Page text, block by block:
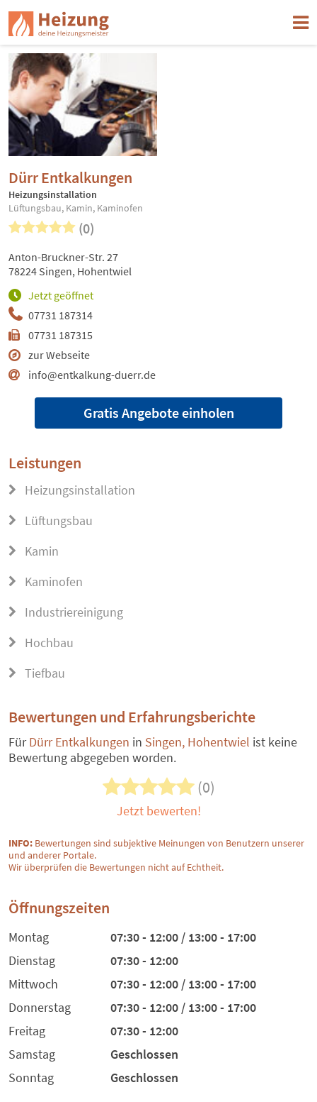
Dürr Entkalkungen
Heizungsinstallation
Lüftungsbau, Kamin, Kaminofen
(0)
07731 187314
07731 187315
zur Webseite
info@entkalkung-duerr.de
Jetzt geöffnet
Anton-Bruckner-Str. 27
78224 Singen, Hohentwiel
Gratis Angebote einholen
Leistungen
Heizungsinstallation
Lüftungsbau
Kamin
Kaminofen
Industriereinigung
Hochbau
Tiefbau
Bewertungen und Erfahrungsberichte
FürDürr Entkalkungen in Singen, Hohentwiel ist keine
Bewertung abgegeben worden.
(0)
Jetzt bewerten!
INFO: Bewertungen sind subjektive Meinungen von Benutzern unserer
und anderer Portale.
Wir überprüfen die Bewertungen nicht auf Echtheit.
Öffnungszeiten
Montag
07:30 - 12:00 / 13:00 - 17:00
Dienstag
07:30 - 12:00
Mittwoch
07:30 - 12:00 / 13:00 - 17:00
Donnerstag
07:30 - 12:00 / 13:00 - 17:00
Freitag
07:30 - 12:00
Samstag
Geschlossen
Sonntag
Geschlossen